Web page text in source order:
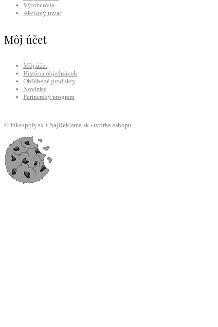
Výrobcovia
Akciový tovar
Môj účet
Môj účet
História objednávok
Obľúbené produkty
Novinky
Partnerský program
© Inksupply.sk • NajReklama.sk - tvorba eshopu